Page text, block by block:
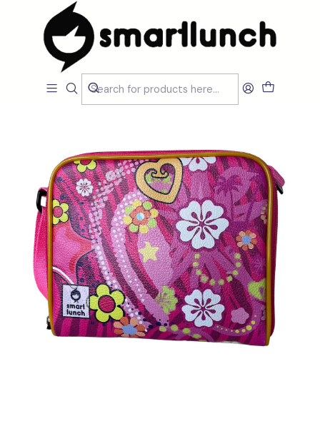
LOJA
Lancheiras e Sacos Térmicos
SmartBag Onthego Magia